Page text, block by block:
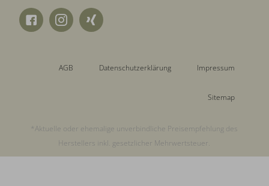
AGB Datenschutzerklärung Impressum
Sitemap
*Aktuelle oder ehemalige unverbindliche Preisempfehlung des
Herstellers inkl. gesetzlicher Mehrwertsteuer.